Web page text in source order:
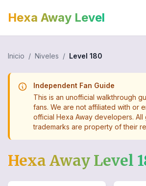
Hexa Away Level
Inicio / Niveles / Level 180
Independent Fan Guide
This is an unofficial walkthrough
fans. We are not affiliated with or
official Hexa Away developers. All
trademarks are property of their
Hexa Away Level